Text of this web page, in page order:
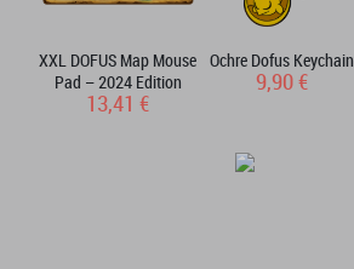
XXL DOFUS Map Mouse
Pad – 2024 Edition
13,41 €
Ochre Dofus Keychain
9,90 €